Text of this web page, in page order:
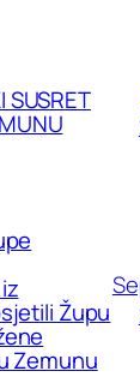
SUSRET
Župu
Zemunu